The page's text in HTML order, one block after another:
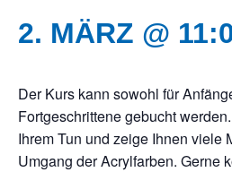
2. MÄRZ @
Der Kurs kann sowohl für
Fortgeschrittene gebucht
Ihrem Tun und zeige Ihnen viele
Umgang der Acrylfarben. Gerne